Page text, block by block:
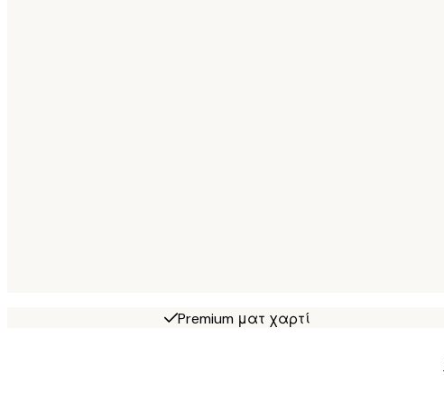
Premium ματ χαρτί